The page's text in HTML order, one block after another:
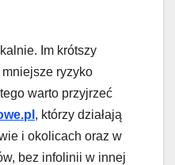
Im krótszy
mniejsze ryzyko
warto przyjrzeć
, którzy działają
i okolicach oraz w
bez infolinii w innej